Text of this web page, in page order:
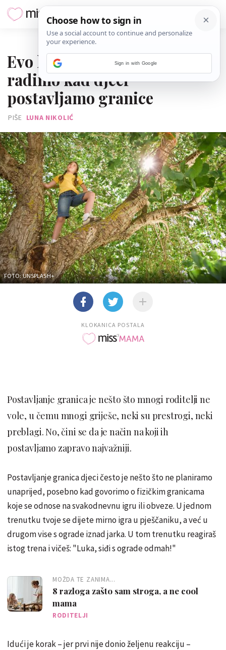
Evo koju grešku najčešće
radimo kad djeci
postavljamo granice
PIŠE LUNA NIKOLIĆ
FOTO: UNSPLASH+
KLOKANICA POSTALA
Postavljanje granica je nešto što mnogi roditelji ne
vole, u čemu mnogi griješe, neki su prestrogi, neki
preblagi. No, čini se da je način na koji ih
postavljamo zapravo najvažniji.
Postavljanje granica djeci često je nešto što ne planiramo
unaprijed, posebno kad govorimo o fizičkim granicama
koje se odnose na svakodnevnu igru ili obveze. U jednom
trenutku tvoje se dijete mirno igra u pješčaniku, a već u
drugom vise s ograde iznad jarka. U tom trenutku reagiraš
istog trena i vičeš: "Luka, siđi s ograde odmah!"
MOŽDA TE ZANIMA...
8 razloga zašto sam stroga, a ne cool
mama
RODITELJI
Idući je korak – jer prvi nije donio željenu reakciju –
Sign in with Google